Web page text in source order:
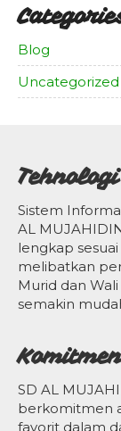
Blog
Uncategorized
Tehnologi
Sistem
AL
lengkap
melibatkan
Murid dan
semakin
Komitmen
SD AL
berkomitmen
favorit dalam